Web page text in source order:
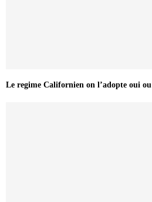
Le regime Californien on l’adopte oui